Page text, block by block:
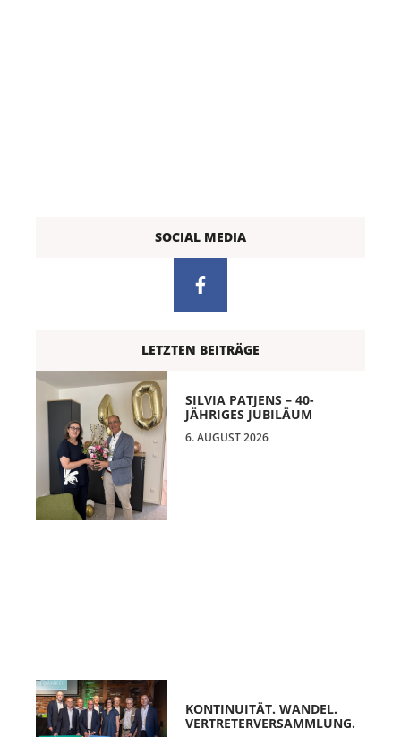
SOCIAL MEDIA
LETZTEN BEITRÄGE
SILVIA PATJENS – 40-
JÄHRIGES JUBILÄUM
6. AUGUST 2026
KONTINUITÄT. WANDEL.
VERTRETERVERSAMMLUNG.